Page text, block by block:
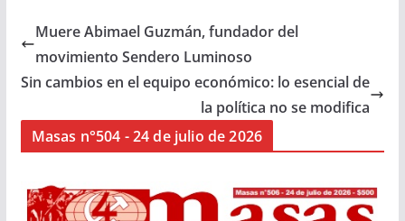
Muere Abimael Guzmán, fundador del
movimiento Sendero Luminoso
Sin cambios en el equipo económico: lo esencial de
la política no se modifica
Masas n°504 - 24 de julio de 2026